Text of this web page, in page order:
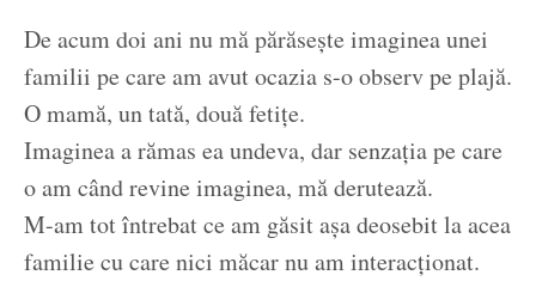
De acum doi ani nu mă părăsește imaginea unei
familii pe care am avut ocazia s-o observ pe plajă.
O mamă, un tată, două fetițe.
Imaginea a rămas ea undeva, dar senzația pe care
o am când revine imaginea, mă derutează.
M-am tot întrebat ce am găsit așa deosebit la acea
familie cu care nici măcar nu am interacționat.